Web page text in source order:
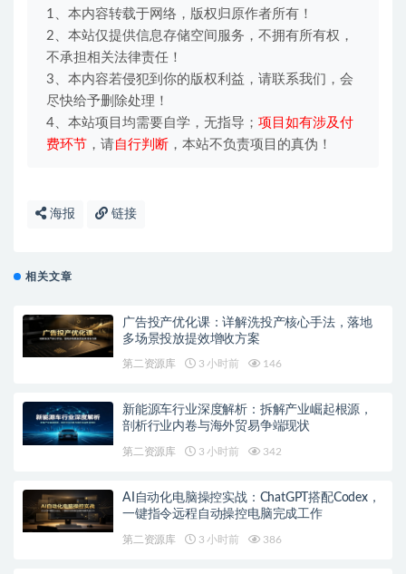
1、本内容转载于网络，版权归原作者所有！
2、本站仅提供信息存储空间服务，不拥有所有权，
不承担相关法律责任！
3、本内容若侵犯到你的版权利益，请联系我们，会
尽快给予删除处理！
4、本站项目均需要自学，无指导； 项目如有涉及付
费环节 ，请自行判断 ，本站不负责项目的真伪！
海报 链接
相关文章
广告投产优化课：详解洗投产核心手法，落地
多场景投放提效增收方案
第二资源库 3 小时前 146
新能源车行业深度解析：拆解产业崛起根源，
剖析行业内卷与海外贸易争端现状
第二资源库 3 小时前 342
AI自动化电脑操控实战：ChatGPT搭配Codex，
一键指令远程自动操控电脑完成工作
第二资源库 3 小时前 386